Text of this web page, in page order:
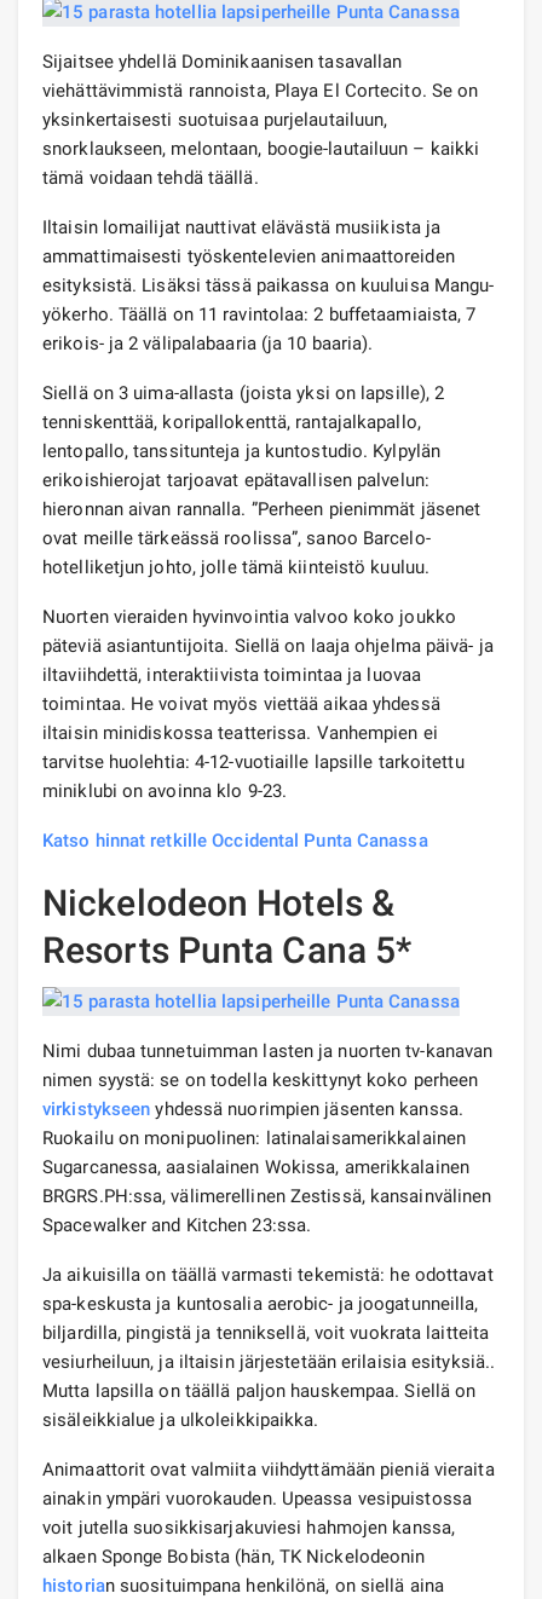
Sijaitsee yhdellä Dominikaanisen tasavallan
viehättävimmistä rannoista, Playa El Cortecito. Se on
yksinkertaisesti suotuisaa purjelautailuun,
snorklaukseen, melontaan, boogie-lautailuun – kaikki
tämä voidaan tehdä täällä.
Iltaisin lomailijat nauttivat elävästä musiikista ja
ammattimaisesti työskentelevien animaattoreiden
esityksistä. Lisäksi tässä paikassa on kuuluisa Mangu-
yökerho. Täällä on 11 ravintolaa: 2 buffetaamiaista, 7
erikois- ja 2 välipalabaaria (ja 10 baaria).
Siellä on 3 uima-allasta (joista yksi on lapsille), 2
tenniskenttää, koripallokenttä, rantajalkapallo,
lentopallo, tanssitunteja ja kuntostudio. Kylpylän
erikoishierojat tarjoavat epätavallisen palvelun:
hieronnan aivan rannalla. ”Perheen pienimmät jäsenet
ovat meille tärkeässä roolissa”, sanoo Barcelo-
hotelliketjun johto, jolle tämä kiinteistö kuuluu.
Nuorten vieraiden hyvinvointia valvoo koko joukko
päteviä asiantuntijoita. Siellä on laaja ohjelma päivä- ja
iltaviihdettä, interaktiivista toimintaa ja luovaa
toimintaa. He voivat myös viettää aikaa yhdessä
iltaisin minidiskossa teatterissa. Vanhempien ei
tarvitse huolehtia: 4-12-vuotiaille lapsille tarkoitettu
miniklubi on avoinna klo 9-23.
Katso hinnat retkille Occidental Punta Canassa
Nickelodeon Hotels &
Resorts Punta Cana 5*
Nimi dubaa tunnetuimman lasten ja nuorten tv-kanavan
nimen syystä: se on todella keskittynyt koko perheen
virkistykseen yhdessä nuorimpien jäsenten kanssa.
Ruokailu on monipuolinen: latinalaisamerikkalainen
Sugarcanessa, aasialainen Wokissa, amerikkalainen
BRGRS.PH:ssa, välimerellinen Zestissä, kansainvälinen
Spacewalker and Kitchen 23:ssa.
Ja aikuisilla on täällä varmasti tekemistä: he odottavat
spa-keskusta ja kuntosalia aerobic- ja joogatunneilla,
biljardilla, pingistä ja tenniksellä, voit vuokrata laitteita
vesiurheiluun, ja iltaisin järjestetään erilaisia ​​esityksiä..
Mutta lapsilla on täällä paljon hauskempaa. Siellä on
sisäleikkialue ja ulkoleikkipaikka.
Animaattorit ovat valmiita viihdyttämään pieniä vieraita
ainakin ympäri vuorokauden. Upeassa vesipuistossa
voit jutella suosikkisarjakuviesi hahmojen kanssa,
alkaen Sponge Bobista (hän, TK Nickelodeonin
historian suosituimpana henkilönä, on siellä aina